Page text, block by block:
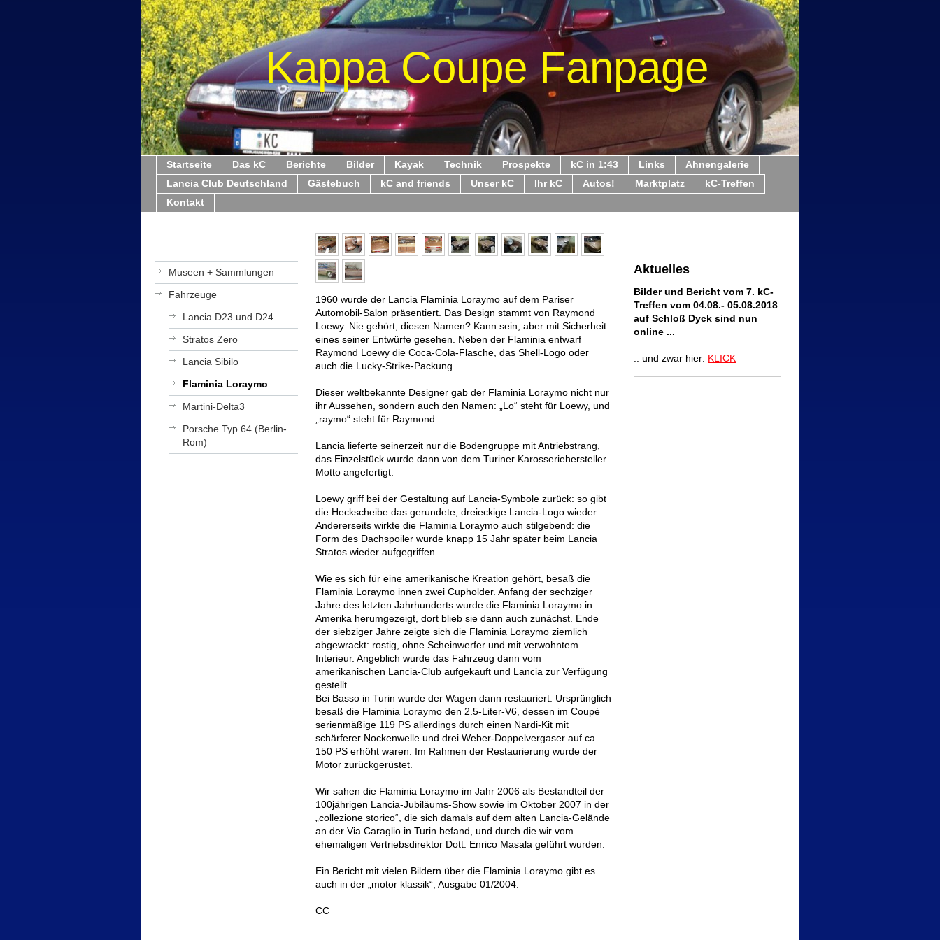
Kappa Coupe Fanpage
Startseite Das kC Berichte Bilder Kayak Technik Prospekte kC in 1:43 Links
Ahnengalerie
Lancia Club Deutschland
Gästebuch kC and friends Unser kC Ihr kC Autos! Marktplatz
kC-Treffen
Kontakt
Museen + Sammlungen
Fahrzeuge
Lancia D23 und D24
Stratos Zero
Lancia Sibilo
Flaminia Loraymo
Martini-Delta3
Porsche Typ 64 (Berlin-
Rom)
1960 wurde der Lancia Flaminia Loraymo auf dem Pariser
Automobil-Salon präsentiert. Das Design stammt von Raymond
Loewy. Nie gehört, diesen Namen? Kann sein, aber mit Sicherheit
eines seiner Entwürfe gesehen. Neben der Flaminia entwarf
Raymond Loewy die Coca-Cola-Flasche, das Shell-Logo oder
auch die Lucky-Strike-Packung.
Dieser weltbekannte Designer gab der Flaminia Loraymo nicht nur
ihr Aussehen, sondern auch den Namen: „Lo“ steht für Loewy, und
„raymo“ steht für Raymond.
Lancia lieferte seinerzeit nur die Bodengruppe mit Antriebstrang,
das Einzelstück wurde dann von dem Turiner Karosseriehersteller
Motto angefertigt.
Loewy griff bei der Gestaltung auf Lancia-Symbole zurück: so gibt
die Heckscheibe das gerundete, dreieckige Lancia-Logo wieder.
Andererseits wirkte die Flaminia Loraymo auch stilgebend: die
Form des Dachspoiler wurde knapp 15 Jahr später beim Lancia
Stratos wieder aufgegriffen.
Wie es sich für eine amerikanische Kreation gehört, besaß die
Flaminia Loraymo innen zwei Cupholder. Anfang der sechziger
Jahre des letzten Jahrhunderts wurde die Flaminia Loraymo in
Amerika herumgezeigt, dort blieb sie dann auch zunächst. Ende
der siebziger Jahre zeigte sich die Flaminia Loraymo ziemlich
abgewrackt: rostig, ohne Scheinwerfer und mit verwohntem
Interieur. Angeblich wurde das Fahrzeug dann vom
amerikanischen Lancia-Club aufgekauft und Lancia zur Verfügung
gestellt.
Bei Basso in Turin wurde der Wagen dann restauriert. Ursprünglich
besaß die Flaminia Loraymo den 2.5-Liter-V6, dessen im Coupé
serienmäßige 119 PS allerdings durch einen Nardi-Kit mit
schärferer Nockenwelle und drei Weber-Doppelvergaser auf ca.
150 PS erhöht waren. Im Rahmen der Restaurierung wurde der
Motor zurückgerüstet.
Wir sahen die Flaminia Loraymo im Jahr 2006 als Bestandteil der
100jährigen Lancia-Jubiläums-Show sowie im Oktober 2007 in der
„collezione storico“, die sich damals auf dem alten Lancia-Gelände
an der Via Caraglio in Turin befand, und durch die wir vom
ehemaligen Vertriebsdirektor Dott. Enrico Masala geführt wurden.
Ein Bericht mit vielen Bildern über die Flaminia Loraymo gibt es
auch in der „motor klassik“, Ausgabe 01/2004.
CC
Aktuelles
Bilder und Bericht vom 7. kC-
Treffen vom 04.08.- 05.08.2018
auf Schloß Dyck sind nun
online ...
.. und zwar hier: KLICK